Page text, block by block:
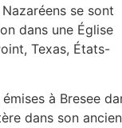
se sont
dans une Église
Texas, États-
à Bresee
dans son